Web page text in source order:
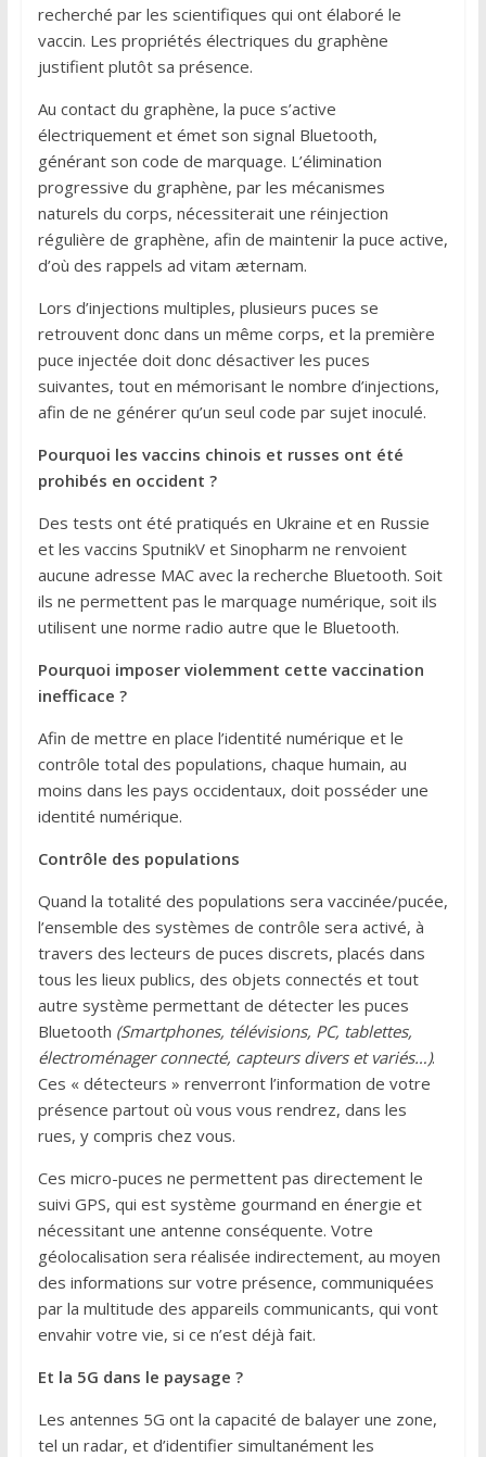
recherché par les scientifiques qui ont élaboré le
vaccin. Les propriétés électriques du graphène
justifient plutôt sa présence.
Au contact du graphène, la puce s’active
électriquement et émet son signal Bluetooth,
générant son code de marquage. L’élimination
progressive du graphène, par les mécanismes
naturels du corps, nécessiterait une réinjection
régulière de graphène, afin de maintenir la puce active,
d’où des rappels ad vitam æternam.
Lors d’injections multiples, plusieurs puces se
retrouvent donc dans un même corps, et la première
puce injectée doit donc désactiver les puces
suivantes, tout en mémorisant le nombre d’injections,
afin de ne générer qu’un seul code par sujet inoculé.
Pourquoi les vaccins chinois et russes ont été
prohibés en occident ?
Des tests ont été pratiqués en Ukraine et en Russie
et les vaccins SputnikV et Sinopharm ne renvoient
aucune adresse MAC avec la recherche Bluetooth. Soit
ils ne permettent pas le marquage numérique, soit ils
utilisent une norme radio autre que le Bluetooth.
Pourquoi imposer violemment cette vaccination
inefficace ?
Afin de mettre en place l’identité numérique et le
contrôle total des populations, chaque humain, au
moins dans les pays occidentaux, doit posséder une
identité numérique.
Contrôle des populations
Quand la totalité des populations sera vaccinée/pucée,
l’ensemble des systèmes de contrôle sera activé, à
travers des lecteurs de puces discrets, placés dans
tous les lieux publics, des objets connectés et tout
autre système permettant de détecter les puces
Bluetooth (Smartphones, télévisions, PC, tablettes,
électroménager connecté, capteurs divers et variés…).
Ces « détecteurs » renverront l’information de votre
présence partout où vous vous rendrez, dans les
rues, y compris chez vous.
Ces micro-puces ne permettent pas directement le
suivi GPS, qui est système gourmand en énergie et
nécessitant une antenne conséquente. Votre
géolocalisation sera réalisée indirectement, au moyen
des informations sur votre présence, communiquées
par la multitude des appareils communicants, qui vont
envahir votre vie, si ce n’est déjà fait.
Et la 5G dans le paysage ?
Les antennes 5G ont la capacité de balayer une zone,
tel un radar, et d’identifier simultanément les